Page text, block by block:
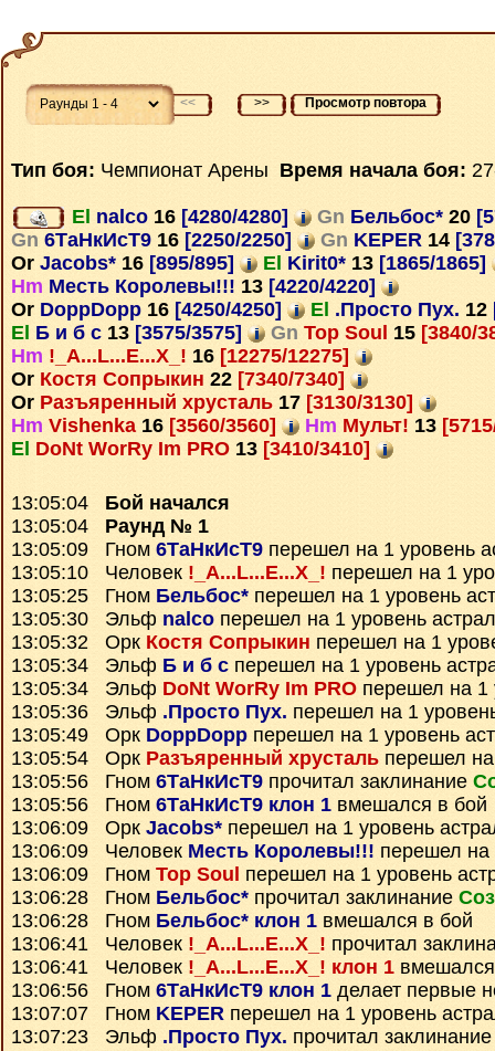
<< >> Просмотр повтора
Тип боя: Чемпионат Арены Время начала боя:
El nalco 16 [4280/4280] Gn Бельбос* 20
Gn 6ТаНкИсТ9 16 [2250/2250] Gn KEPER 14
Or Jacobs* 16 [895/895] El Kirit0* 13 [1865/1865]
Hm Месть Королевы!!! 13 [4220/4220]
Or DoppDopp 16 [4250/4250] El .Просто Пух. 12
El Б и б с 13 [3575/3575] Gn Top Soul 15 [3840/
Hm !_A...L...E...X_! 16 [12275/12275]
Or Костя Сопрыкин 22 [7340/7340]
Or Разъяренный хрусталь 17 [3130/3130]
Hm Vishenka 16 [3560/3560] Hm Мульт! 13
El DoNt WorRy Im PRO 13 [3410/3410]
13:05:04 Бой начался
13:05:04 Раунд № 1
13:05:09 Гном 6ТаНкИсТ9 перешел на 1 уровень
13:05:10 Человек !_A...L...E...X_! перешел на 1
13:05:25 Гном Бельбос* перешел на 1 уровень
13:05:30 Эльф nalco перешел на 1 уровень
13:05:32 Орк Костя Сопрыкин перешел на 1
13:05:34 Эльф Б и б с перешел на 1 уровень
13:05:34 Эльф DoNt WorRy Im PRO перешел на 1
13:05:36 Эльф .Просто Пух. перешел на 1
13:05:49 Орк DoppDopp перешел на 1 уровень
13:05:54 Орк Разъяренный хрусталь перешел
13:05:56 Гном 6ТаНкИсТ9 прочитал заклинание
13:05:56 Гном 6ТаНкИсТ9 клон 1 вмешался в бой
13:06:09 Орк Jacobs* перешел на 1 уровень
13:06:09 Человек Месть Королевы!!! перешел на
13:06:09 Гном Top Soul перешел на 1 уровень
13:06:28 Гном Бельбос* прочитал заклинание
13:06:28 Гном Бельбос* клон 1 вмешался в бой
13:06:41 Человек !_A...L...E...X_! прочитал
13:06:41 Человек !_A...L...E...X_! клон 1
13:06:56 Гном 6ТаНкИсТ9 клон 1 делает первые
13:07:07 Гном KEPER перешел на 1 уровень
13:07:23 Эльф .Просто Пух. прочитал